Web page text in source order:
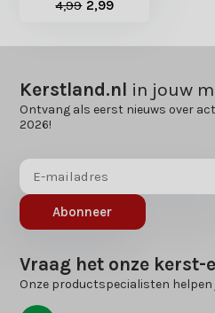
4,99 2,99
Kerstland.nl in jouw
Ontvang als eerst nieuws over
2026!
Abonneer
Vraag het onze kerst-
Onze productspecialisten helpen